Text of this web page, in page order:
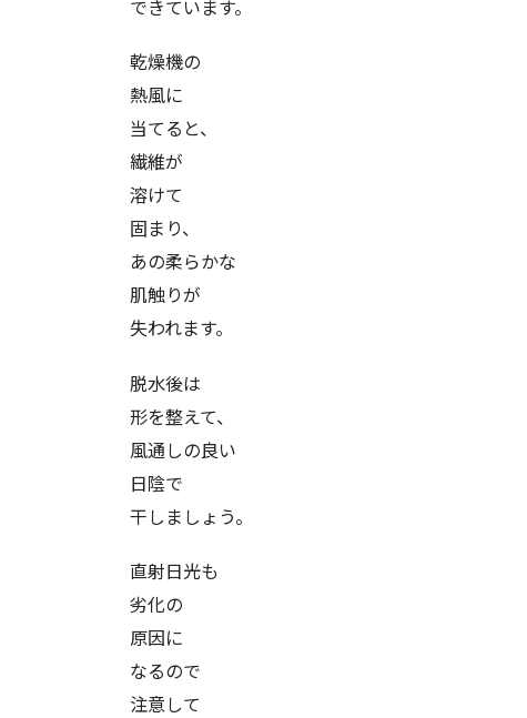
できています。
乾燥機の
熱風に
当てると、
繊維が
溶けて
固まり、
あの柔らかな
肌触りが
失われます。
脱水後は
形を整えて、
風通しの良い
日陰で
干しましょう。
直射日光も
劣化の
原因に
なるので
注意して